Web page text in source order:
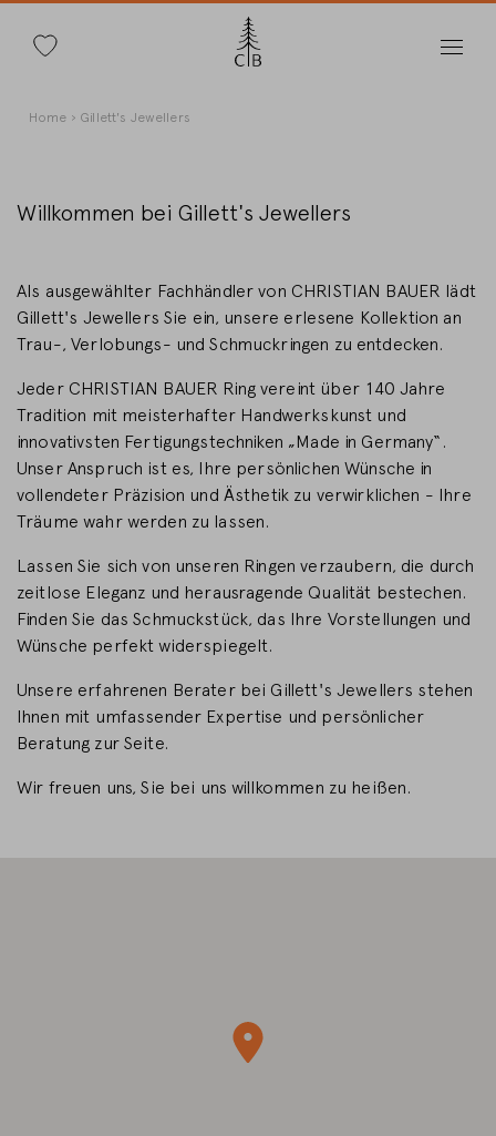
zumPfadnavigation
Home Gillett's Jewellers
Willkommen bei Gillett's Jewellers
Als ausgewählter Fachhändler von CHRISTIAN BAUER lädt
Gillett's Jewellers Sie ein, unsere erlesene Kollektion an
Trau-, Verlobungs- und Schmuckringen zu entdecken.
Jeder CHRISTIAN BAUER Ring vereint über 140 Jahre
Tradition mit meisterhafter Handwerkskunst und
innovativsten Fertigungstechniken „Made in Germany“.
Unser Anspruch ist es, Ihre persönlichen Wünsche in
vollendeter Präzision und Ästhetik zu verwirklichen - Ihre
Träume wahr werden zu lassen.
Lassen Sie sich von unseren Ringen verzaubern, die durch
zeitlose Eleganz und herausragende Qualität bestechen.
Finden Sie das Schmuckstück, das Ihre Vorstellungen und
Wünsche perfekt widerspiegelt.
Unsere erfahrenen Berater bei Gillett's Jewellers stehen
Ihnen mit umfassender Expertise und persönlicher
Beratung zur Seite.
Wir freuen uns, Sie bei uns willkommen zu heißen.
Land wechseln
Länderwahl
Deutschland